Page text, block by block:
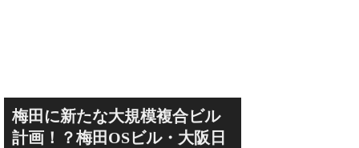
梅田に新たな大規模複合ビル
計画！？梅田OSビル・大阪日